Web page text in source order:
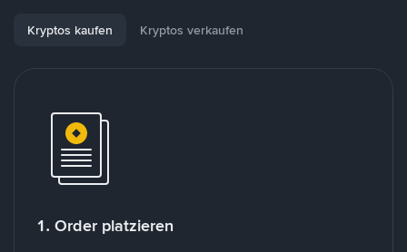
Kryptos kaufen Kryptos verkaufen
1. Order platzieren